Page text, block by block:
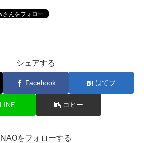
シェアする
Facebook はてブ
LINE コピー
NAOをフォローする